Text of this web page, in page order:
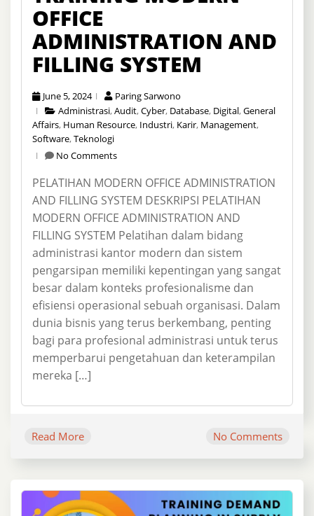
OFFICE
ADMINISTRATION AND
FILLING SYSTEM
June 5, 2024
Paring Sarwono
Administrasi,Audit,Cyber, Database, Digital,General
Affairs, Human Resource, Industri, Karir, Management,
Software,Teknologi
No Comments
PELATIHAN MODERN OFFICE ADMINISTRATION
AND FILLING SYSTEM DESKRIPSI PELATIHAN
MODERN OFFICE ADMINISTRATION AND
FILLING SYSTEM Pelatihan dalam bidang
administrasi kantor modern dan sistem
pengarsipan memiliki kepentingan yang sangat
besar dalam konteks profesionalisme dan
efisiensi operasional sebuah organisasi. Dalam
dunia bisnis yang terus berkembang, penting
bagi para profesional administrasi untuk terus
memperbarui pengetahuan dan keterampilan
mereka […]
Read More No Comments